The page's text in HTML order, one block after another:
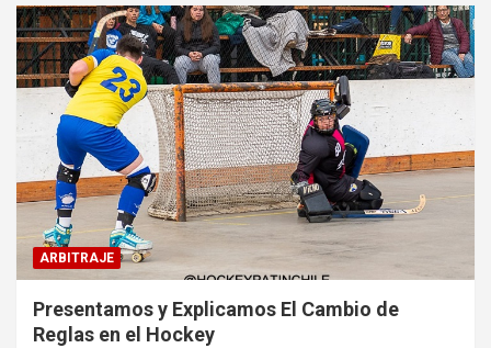
ARBITRAJE
Presentamos y Explicamos El Cambio de
Reglas en el Hockey